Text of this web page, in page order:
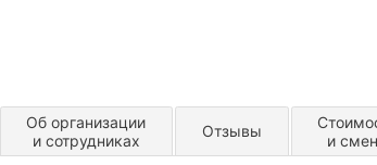
прогулки каждый день.
взрослых).
Об организации
и сотрудниках
Отзывы
и